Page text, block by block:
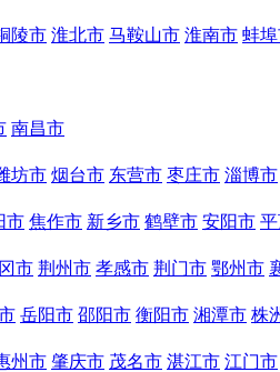
陵市 淮北市 马鞍山市 淮南市 蚌
南昌市
坊市 烟台市 东营市 枣庄市 淄博市
市 焦作市 新乡市 鹤壁市 安阳市
市 荆州市 孝感市 荆门市 鄂州市
岳阳市 邵阳市 衡阳市 湘潭市 株
州市 肇庆市 茂名市 湛江市 江门市